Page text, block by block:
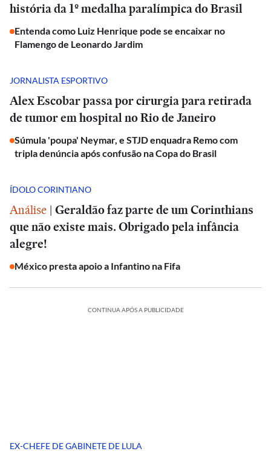
história da 1º medalha paralímpica do Brasil
Entenda como Luiz Henrique pode se encaixar no
Flamengo de Leonardo Jardim
JORNALISTA ESPORTIVO
Alex Escobar passa por cirurgia para retirada
de tumor em hospital no Rio de Janeiro
Súmula 'poupa' Neymar, e STJD enquadra Remo com
tripla denúncia após confusão na Copa do Brasil
ÍDOLO CORINTIANO
Análise | Geraldão faz parte de um Corinthians
que não existe mais. Obrigado pela infância
alegre!
México presta apoio a Infantino na Fifa
CONTINUA APÓS A PUBLICIDADE
EX-CHEFE DE GABINETE DE LULA